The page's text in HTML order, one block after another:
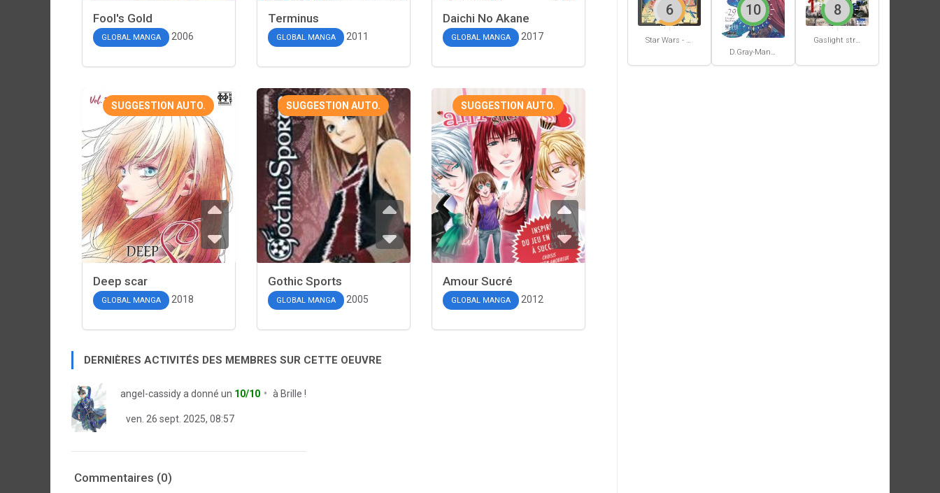
Fool's Gold
GLOBAL MANGA 2006
Terminus
GLOBAL MANGA 2011
Daichi No Akane
GLOBAL MANGA 2017
SUGGESTION AUTO.
Deep scar
GLOBAL MANGA 2018
SUGGESTION AUTO.
Gothic Sports
GLOBAL MANGA 2005
SUGGESTION AUTO.
Amour Sucré
GLOBAL MANGA 2012
DERNIÈRES ACTIVITÉS DES MEMBRES SUR CETTE OEUVRE
angel-cassidya donné un 10/10 à Brille !
ven. 26 sept. 2025, 08:57
Commentaires (0)
Star Wars - La Haute République - Un équilibre fragile
6 10
Gaslight stray dog detectives #1
8